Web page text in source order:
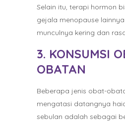
Selain itu, terapi hormon
gejala menopause
munculnya kering dan
3. KONSUMSI
OBATAN
Beberapa jenis obat-
mengatasi datangnya
sebulan adalah sebagai